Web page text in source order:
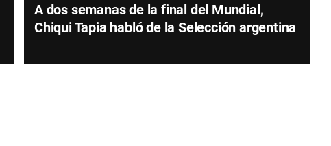
A dos semanas de la final del Mundial,
Chiqui Tapia habló de la Selección argentina